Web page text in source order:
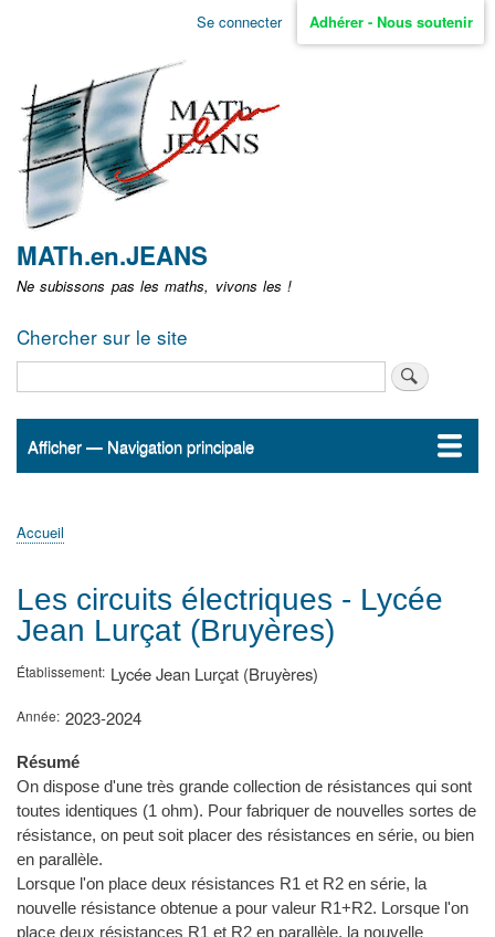
Aller
non
identifié
Se connecter Adhérer - Nous soutenir
MATh.en.JEANS
Ne subissons pas les maths, vivons les !
Chercher sur le site
Navigation
Afficher — Navigation principale
Accueil
ActualitésMATh.en.JEANS ?
Régions et Ateliers
Créer, gérer un atelier
Sujets/Publications
Congrès
d'Ariane
Accueil
Les circuits électriques - Lycée
Jean Lurçat (Bruyères)
Établissement Lycée Jean Lurçat (Bruyères)
Année 2023-2024
Résumé
On dispose d'une très grande collection de résistances qui sont
toutes identiques (1 ohm). Pour fabriquer de nouvelles sortes de
résistance, on peut soit placer des résistances en série, ou bien
en parallèle.
Lorsque l'on place deux résistances R1 et R2 en série, la
nouvelle résistance obtenue a pour valeur R1+R2. Lorsque l'on
place deux résistances R1 et R2 en parallèle, la nouvelle